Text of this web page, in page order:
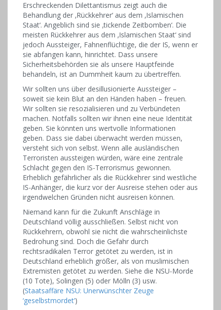
Erschreckenden Dilettantismus zeigt auch die
Behandlung der ‚Rückkehrer‘ aus dem ‚Islamischen
Staat‘. Angeblich sind sie ‚tickende Zeitbomben‘. Die
meisten Rückkehrer aus dem ‚Islamischen Staat‘ sind
jedoch Aussteiger, Fahnenflüchtige, die der IS, wenn er
sie abfangen kann, hinrichtet. Dass unsere
Sicherheitsbehörden sie als unsere Hauptfeinde
behandeln, ist an Dummheit kaum zu übertreffen.
Wir sollten uns über desillusionierte Aussteiger –
soweit sie kein Blut an den Händen haben – freuen.
Wir sollten sie resozialisieren und zu Verbündeten
machen. Notfalls sollten wir ihnen eine neue Identität
geben. Sie könnten uns wertvolle Informationen
geben. Dass sie dabei überwacht werden müssen,
versteht sich von selbst. Wenn alle ausländischen
Terroristen aussteigen würden, wäre eine zentrale
Schlacht gegen den IS-Terrorismus gewonnen.
Erheblich gefährlicher als die Rückkehrer sind westliche
IS-Anhänger, die kurz vor der Ausreise stehen oder aus
irgendwelchen Gründen nicht ausreisen können.
Niemand kann für die Zukunft Anschläge in
Deutschland völlig ausschließen. Selbst nicht von
Rückkehrern, obwohl sie nicht die wahrscheinlichste
Bedrohung sind. Doch die Gefahr durch
rechtsradikalen Terror getötet zu werden, ist in
Deutschland erheblich größer, als von muslimischen
Extremisten getötet zu werden. Siehe die NSU-Morde
(10 Tote), Solingen (5) oder Mölln (3) usw.
(Staatsaffäre NSU: Unerwünschter Zeuge
‘geselbstmordet’)